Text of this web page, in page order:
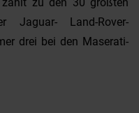
Jaguar- Land-Rover-
drei bei den Maserati-